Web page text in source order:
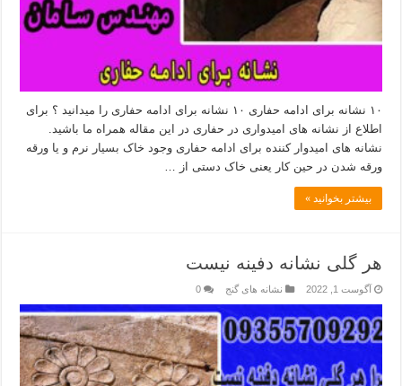
۱۰ نشانه برای ادامه حفاری ۱۰ نشانه برای ادامه حفاری را میدانید ؟ برای
اطلاع از نشانه های امیدواری در حفاری در این مقاله همراه ما باشید.
نشانه های امیدوار کننده برای ادامه حفاری وجود خاک بسیار نرم و یا ورقه
ورقه شدن در حین کار یعنی خاک دستی از …
بیشتر بخوانید »
هر گلی نشانه دفینه نیست
آگوست 1, 2022 نشانه های گنج 0